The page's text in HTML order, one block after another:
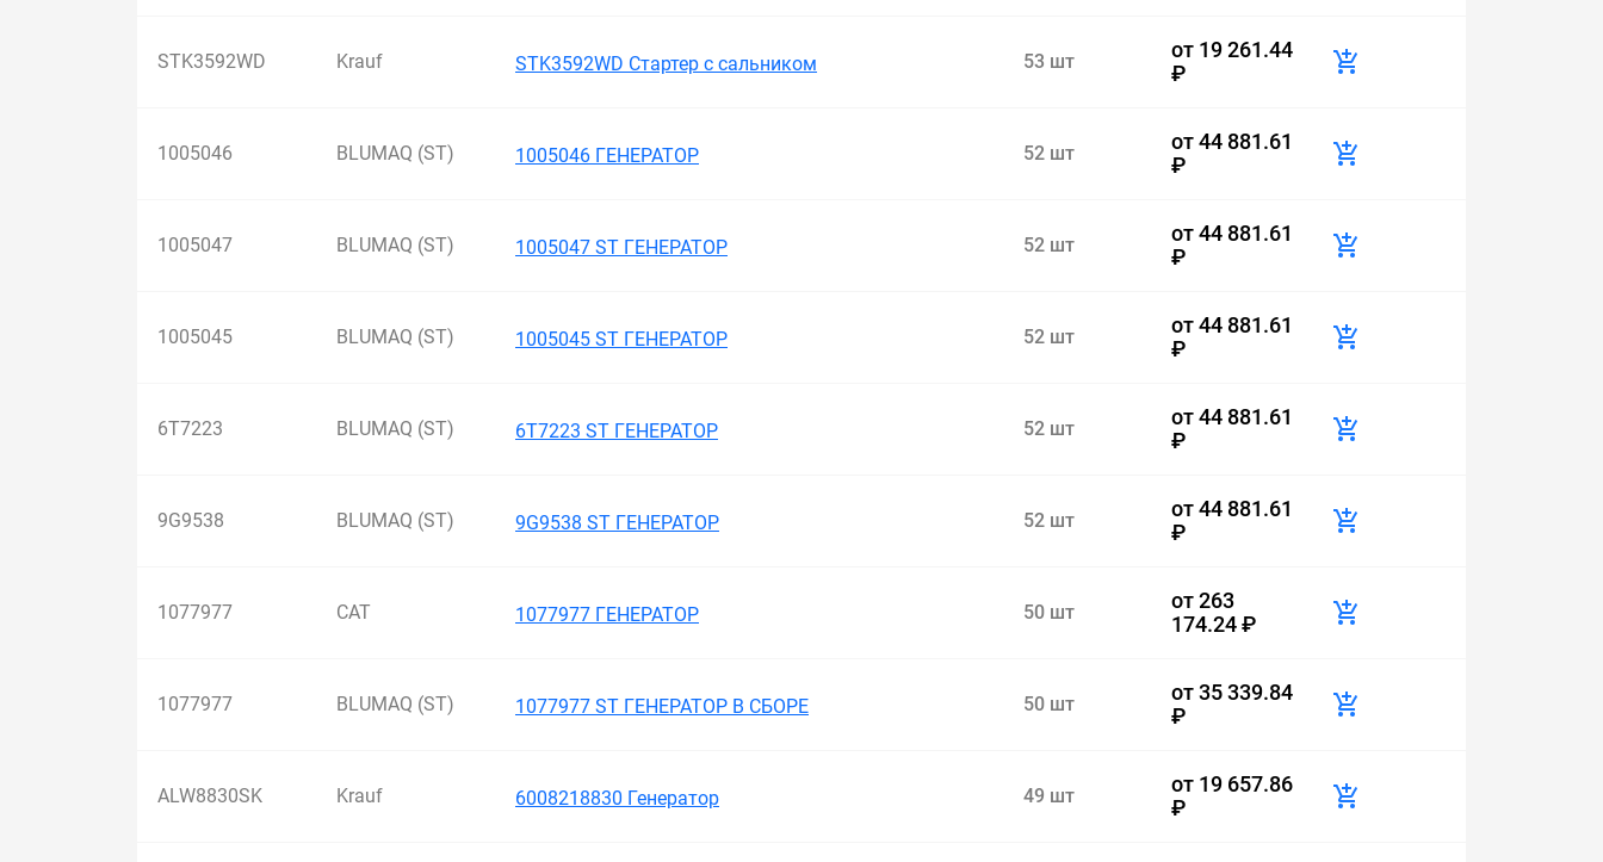
STK3592WD Krauf STK3592WD Стартер с сальником 53 шт от 19 261.44
₽
1005046 BLUMAQ (ST) 1005046 ГЕНЕРАТОР 52 шт от44 881.61
₽
1005047 BLUMAQ (ST) 1005047 ST ГЕНЕРАТОР 52 шт от44 881.61
₽
1005045 BLUMAQ (ST) 1005045 ST ГЕНЕРАТОР 52 шт от44 881.61
₽
6T7223 BLUMAQ (ST) 6T7223 ST ГЕНЕРАТОР 52 шт от44 881.61
₽
9G9538 BLUMAQ (ST) 9G9538 ST ГЕНЕРАТОР 52 шт от44 881.61
₽
1077977 CAT 1077977 ГЕНЕРАТОР 50 шт от263
174.24 ₽
1077977 BLUMAQ (ST) 1077977 ST ГЕНЕРАТОР В СБОРЕ 50 шт от35 339.84
₽
ALW8830SK Krauf 6008218830 Генератор 49 шт от 19 657.86
₽